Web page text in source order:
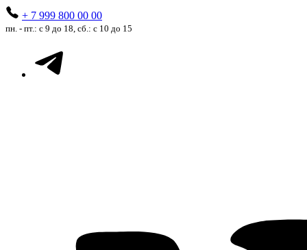
+ 7 999 800 00 00
пн. - пт.: с 9 до 18, сб.: с 10 до 15